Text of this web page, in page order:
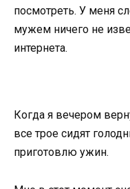
посмотреть. У меня
мужем ничего не
интернета.
Когда я вечером
все трое сидят
приготовлю ужин.